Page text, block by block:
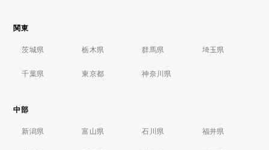
関東
茨城県 栃木県 群馬県 埼玉県
千葉県 東京都 神奈川県
中部
新潟県 富山県 石川県 福井県